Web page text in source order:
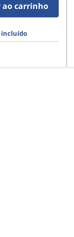
ao carrinho
incluído